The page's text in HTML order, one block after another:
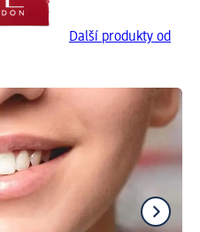
Další produkty od